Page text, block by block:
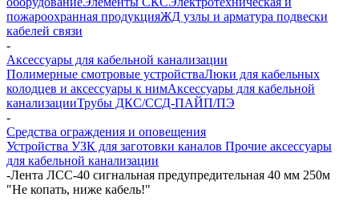
пожароохранная продукцияЖД узлы и арматура подвески
кабелей связи
-
Аксессуары для кабельной канализации
Полимерные смотровые устройстваЛюки для кабельных
колодцев и аксессуары к нимАксессуары для кабельной
канализацииТрубы ДКС/ССД-ПАЙП/ПЭ
-
Средства ограждения и оповещения
Устройства УЗК для заготовки каналов Прочие аксессуары
для кабельной канализации
-Лента ЛСС-40 сигнальная предупредительная 40 мм 250м
"Не копать, ниже кабель!"